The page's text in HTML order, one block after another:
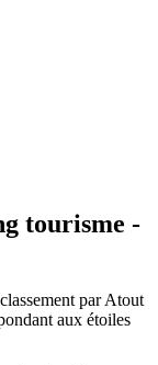
tourisme -
par Atout
aux étoiles